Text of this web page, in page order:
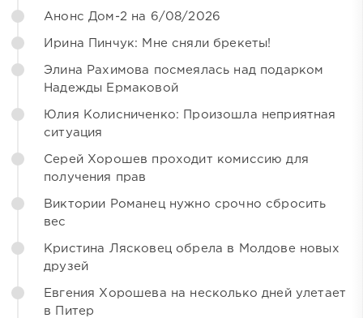
Анонс Дом-2 на 6/08/2026
Ирина Пинчук: Мне сняли брекеты!
Элина Рахимова посмеялась над подарком
Надежды Ермаковой
Юлия Колисниченко: Произошла неприятная
ситуация
Серей Хорошев проходит комиссию для
получения прав
Виктории Романец нужно срочно сбросить
вес
Кристина Лясковец обрела в Молдове новых
друзей
Евгения Хорошева на несколько дней улетает
в Питер